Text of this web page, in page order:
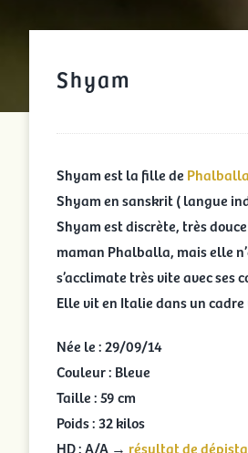
Shyam
Shyam est la fille de Phalballa
Shyam en sanskrit ( langue
Shyam est discrète, très
maman Phalballa, mais elle
s’acclimate très vite avec ses
Elle vit en Italie dans un
Née le : 29/09/14
Couleur : Bleue
Taille : 59 cm
Poids : 32 kilos
HD : A/A → résultat de